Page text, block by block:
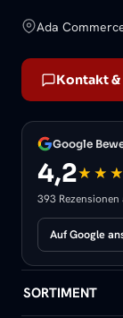
Ada
Kontakt
Google
4,2
393 Rezensionen
Auf Google
SORTIMENT